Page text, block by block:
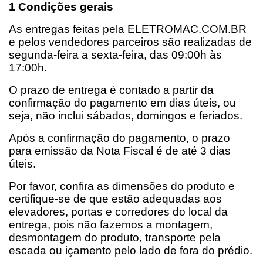
1 Condições gerais
As entregas feitas pela ELETROMAC.COM.BR
e pelos vendedores parceiros são realizadas de
segunda-feira a sexta-feira, das 09:00h às
17:00h.
O prazo de entrega é contado a partir da
confirmação do pagamento em dias úteis, ou
seja, não inclui sábados, domingos e feriados.
Após a confirmação do pagamento, o prazo
para emissão da Nota Fiscal é de até 3 dias
úteis.
Por favor, confira as dimensões do produto e
certifique-se de que estão adequadas aos
elevadores, portas e corredores do local da
entrega, pois não fazemos a montagem,
desmontagem do produto, transporte pela
escada ou içamento pelo lado de fora do prédio.